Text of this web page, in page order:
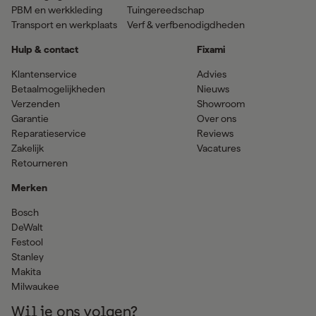
PBM en werkkleding
Transport en werkplaats
Tuingereedschap
Verf & verfbenodigdheden
Hulp & contact
Klantenservice
Betaalmogelijkheden
Verzenden
Garantie
Reparatieservice
Zakelijk
Retourneren
Merken
Bosch
DeWalt
Festool
Stanley
Makita
Milwaukee
Fixami
Advies
Nieuws
Showroom
Over ons
Reviews
Vacatures
Wil je ons volgen?